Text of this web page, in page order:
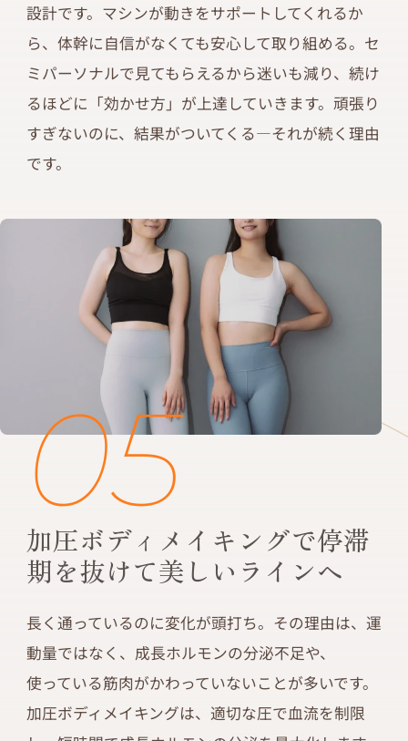
設計です。マシンが動きをサポートしてくれるか
ら、体幹に自信がなくても安心して取り組める。セ
ミパーソナルで見てもらえるから迷いも減り、続け
るほどに「効かせ方」が上達していきます。頑張り
すぎないのに、結果がついてくる—それが続く理由
です。
05
加圧ボディメイキングで停滞
期を抜けて美しいラインへ
長く通っているのに変化が頭打ち。その理由は、運
動量ではなく、成長ホルモンの分泌不足や、
使っている筋肉がかわっていないことが多いです。
加圧ボディメイキングは、適切な圧で血流を制限